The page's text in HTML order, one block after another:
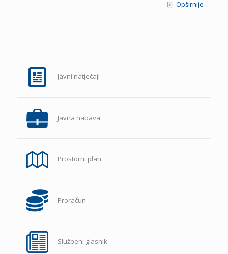
Opširnije
Javni natječaji
Javna nabava
Prostorni plan
Proračun
Službeni glasnik